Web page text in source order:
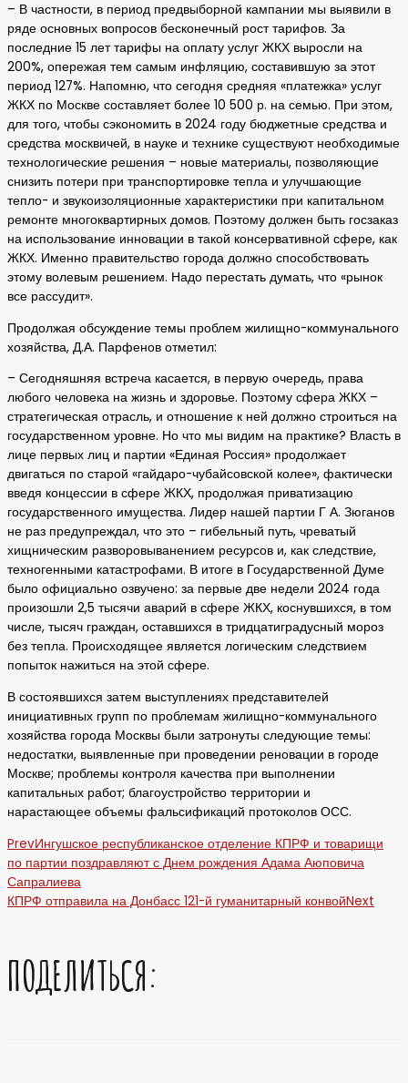
– В частности, в период предвыборной кампании мы выявили в
ряде основных вопросов бесконечный рост тарифов. За
последние 15 лет тарифы на оплату услуг ЖКХ выросли на
200%, опережая тем самым инфляцию, составившую за этот
период 127%. Напомню, что сегодня средняя «платежка» услуг
ЖКХ по Москве составляет более 10 500 р. на семью. При этом,
для того, чтобы сэкономить в 2024 году бюджетные средства и
средства москвичей, в науке и технике существуют необходимые
технологические решения – новые материалы, позволяющие
снизить потери при транспортировке тепла и улучшающие
тепло- и звукоизоляционные характеристики при капитальном
ремонте многоквартирных домов. Поэтому должен быть госзаказ
на использование инновации в такой консервативной сфере, как
ЖКХ. Именно правительство города должно способствовать
этому волевым решением. Надо перестать думать, что «рынок
все рассудит».
Продолжая обсуждение темы проблем жилищно-коммунального
хозяйства, Д.А. Парфенов отметил:
– Сегодняшняя встреча касается, в первую очередь, права
любого человека на жизнь и здоровье. Поэтому сфера ЖКХ –
стратегическая отрасль, и отношение к ней должно строиться на
государственном уровне. Но что мы видим на практике? Власть в
лице первых лиц и партии «Единая Россия» продолжает
двигаться по старой «гайдаро-чубайсовской колее», фактически
введя концессии в сфере ЖКХ, продолжая приватизацию
государственного имущества. Лидер нашей партии Г А. Зюганов
не раз предупреждал, что это – гибельный путь, чреватый
хищническим разворовыванением ресурсов и, как следствие,
техногенными катастрофами. В итоге в Государственной Думе
было официально озвучено: за первые две недели 2024 года
произошли 2,5 тысячи аварий в сфере ЖКХ, коснувшихся, в том
числе, тысяч граждан, оставшихся в тридцатиградусный мороз
без тепла. Происходящее является логическим следствием
попыток нажиться на этой сфере.
В состоявшихся затем выступлениях представителей
инициативных групп по проблемам жилищно-коммунального
хозяйства города Москвы были затронуты следующие темы:
недостатки, выявленные при проведении реновации в городе
Москве; проблемы контроля качества при выполнении
капитальных работ; благоустройство территории и
нарастающее объемы фальсификаций протоколов ОСС.
PrevИнгушское республиканское отделение КПРФ и товарищи
по партии поздравляют с Днем рождения Адама Аюповича
Сапралиева
КПРФ отправила на Донбасс 121-й гуманитарный конвойNext
ПОДЕЛИТЬСЯ: